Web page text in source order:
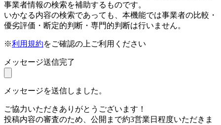
事業者情報の検索を補助するものです。
いかなる内容の検索であっても、本機能では事業者の比較・
優劣評価・断定的判断・専門的判断は行いません。
※利用規約をご確認の上ご利用ください
メッセージ送信完了
メッセージを送信しました。
ご協力いただきありがとうございます！
投稿内容の審査のため、公開まで約3営業日程度いただきま